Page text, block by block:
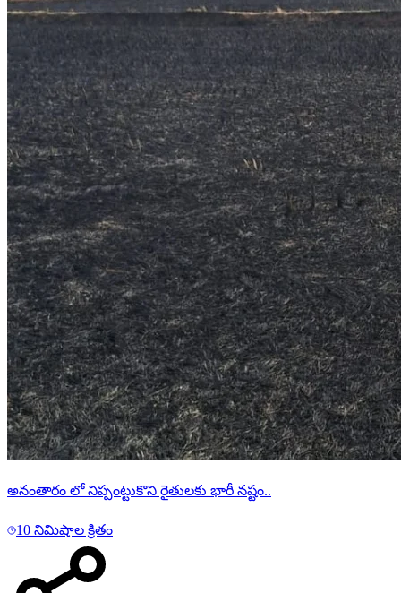
అనంతారం లో నిప్పంట్టుకొని రైతులకు భారీ నష్టం..
10 నిమిషాల క్రితం